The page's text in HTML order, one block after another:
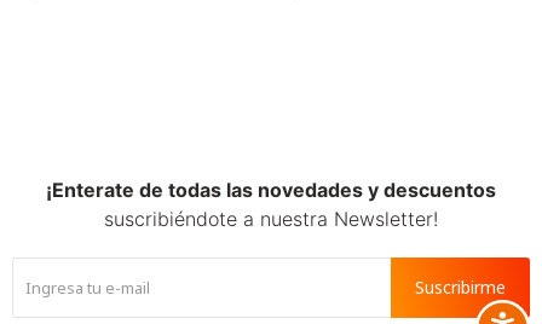
¡Enterate de todas las novedades y descuentos
suscribiéndote a nuestra Newsletter!
Suscribirme